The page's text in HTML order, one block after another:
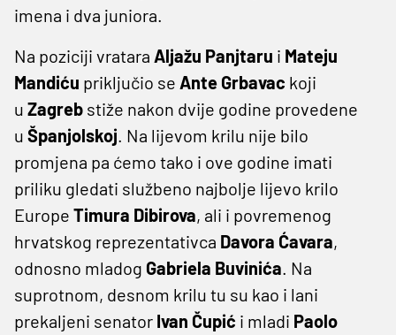
imena i dva juniora.
Na poziciji vratara Aljažu Panjtaru i Mateju
Mandiću priključio se Ante Grbavac koji
u Zagreb stiže nakon dvije godine provedene
u Španjolskoj. Na lijevom krilu nije bilo
promjena pa ćemo tako i ove godine imati
priliku gledati službeno najbolje lijevo krilo
Europe Timura Dibirova, ali i povremenog
hrvatskog reprezentativca Davora Ćavara,
odnosno mladog Gabriela Buvinića. Na
suprotnom, desnom krilu tu su kao i lani
prekaljeni senator Ivan Čupić i mladi Paolo